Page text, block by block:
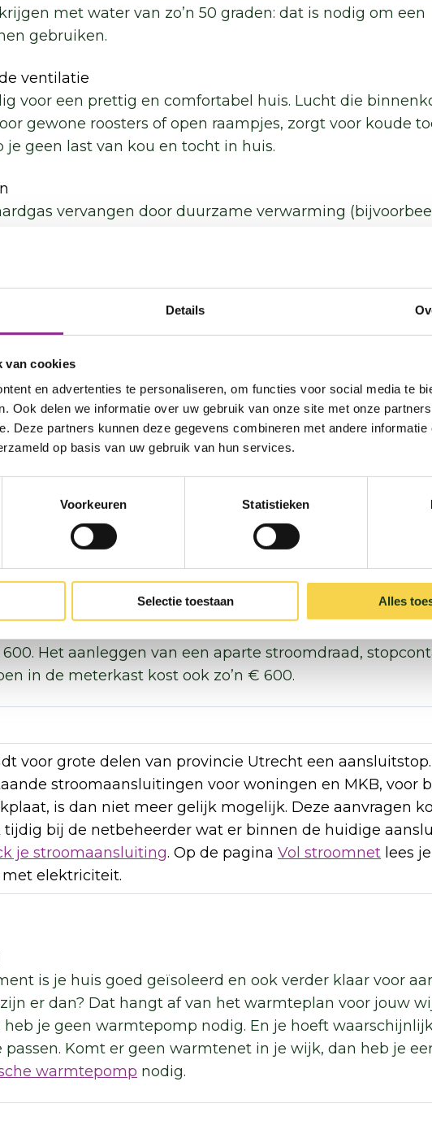
Details
van cookies
en advertenties te personaliseren, om functies voor social media te
Ook delen we informatie over uw gebruik van onze site met onze
Deze partners kunnen deze gegevens combineren met andere informatie
op basis van uw gebruik van hun services.
Voorkeuren Statistieken
Selectie toestaan Alles
met water van zo’n 50 graden: dat is nodig om een
gebruiken.
ventilatie
voor een prettig en comfortabel huis. Lucht die
gewone roosters of open raampjes, zorgt voor koude
je geen last van kou en tocht in huis.
vervangen door duurzame verwarming
zijn voor lagere temperaturen. Als ze te klein zijn,
voor grote delen van provincie Utrecht een
stroomaansluitingen voor woningen en MKB, voor
dan niet meer gelijk mogelijk. Deze aanvragen komen
bij de netbeheerder wat er binnen de huidige
. Op de paginaVol stroomnetlees je meer
heb je geen gas meer nodig om te koken. Een
Het aanleggen van een aparte stroomdraad,
in de meterkast kost ook zo’n € 600.
voor grote delen van provincie Utrecht een
stroomaansluitingen voor woningen en MKB, voor
is dan niet meer gelijk mogelijk. Deze aanvragen
tijdig bij de netbeheerder wat er binnen de huidige
je stroomaansluiting. Op de pagina Vol stroomnet lees
elektriciteit.
is je huis goed geïsoleerd en ook verder klaar voor
er dan? Dat hangt af van het warmteplan voor jouw
je geen warmtepomp nodig. En je hoeft
Komt er geen warmtenet in je wijk, dan heb je
warmtepomp nodig.